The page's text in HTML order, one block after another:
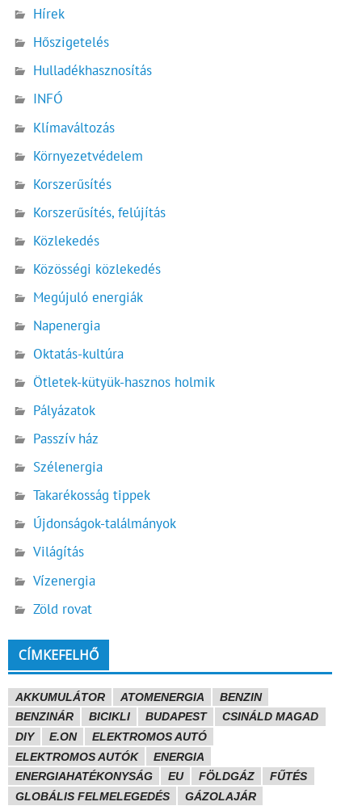
Hírek
Hőszigetelés
Hulladékhasznosítás
INFÓ
Klímaváltozás
Környezetvédelem
Korszerűsítés
Korszerűsítés, felújítás
Közlekedés
Közösségi közlekedés
Megújuló energiák
Napenergia
Oktatás-kultúra
Ötletek-kütyük-hasznos holmik
Pályázatok
Passzív ház
Szélenergia
Takarékosság tippek
Újdonságok-találmányok
Világítás
Vízenergia
Zöld rovat
CÍMKEFELHŐ
AKKUMULÁTOR ATOMENERGIA
BENZIN
BENZINÁR
BICIKLI BUDAPEST
CSINÁLD MAGAD
DIY
E.ON
ELEKTROMOS AUTÓ
ELEKTROMOS AUTÓK
ENERGIA
ENERGIAHATÉKONYSÁG
EU FÖLDGÁZ
FŰTÉS
GLOBÁLIS FELMELEGEDÉS
GÁZOLAJÁR